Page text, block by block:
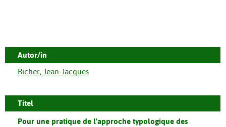
Autor/in
Richer, Jean-Jacques
Titel
Pour une pratique de l'approche typologique des